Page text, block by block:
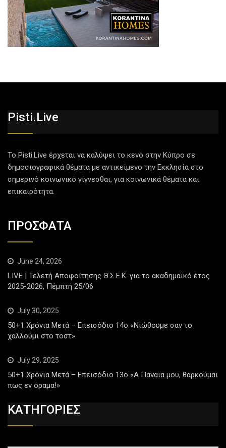
Pisti.live
Το Pisti.Live έρχεται να καλύψει το κενό στην Κύπρο σε
δημοσιογραφικά θέματα με αντικείμενο την Εκκλησία στο
σημερινό κοινωνικό γίγνεσθαι, για κοινωνικά θέματα και
επικαιρότητα.
ΠΡΟΣΦΑΤΑ
June 24, 2026
LIVE | Τελετή Αποφοίτησης Θ.Σ.Ε.Κ. για το ακαδημαϊκό έτος
2025-2026, Πέμπτη 25/06
July 30, 2025
50+1 Χρόνια Μετά – Επεισόδιο 14ο «Νιώθουμε σαν το
χαλλούμι στο τοστ»
July 29, 2025
50+1 Χρόνια Μετά – Επεισόδιο 13ο «Α Παναϊα μου, θαρκούμαι
πως εν όραμα!»
ΚΑΤΗΓΟΡΙΕΣ